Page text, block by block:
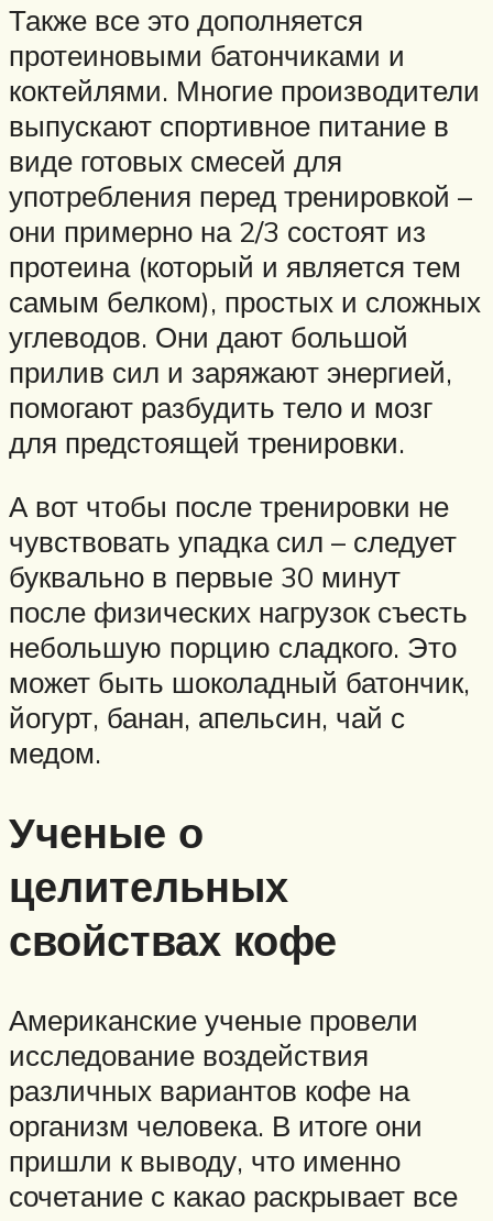
Также все это дополняется
протеиновыми батончиками и
коктейлями. Многие производители
выпускают спортивное питание в
виде готовых смесей для
употребления перед тренировкой –
они примерно на 2/3 состоят из
протеина (который и является тем
самым белком), простых и сложных
углеводов. Они дают большой
прилив сил и заряжают энергией,
помогают разбудить тело и мозг
для предстоящей тренировки.
А вот чтобы после тренировки не
чувствовать упадка сил – следует
буквально в первые 30 минут
после физических нагрузок съесть
небольшую порцию сладкого. Это
может быть шоколадный батончик,
йогурт, банан, апельсин, чай с
медом.
Ученые о
целительных
свойствах кофе
Американские ученые провели
исследование воздействия
различных вариантов кофе на
организм человека. В итоге они
пришли к выводу, что именно
сочетание с какао раскрывает все